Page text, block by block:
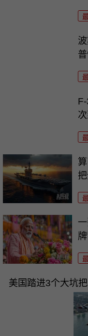
美国踏进3个大坑